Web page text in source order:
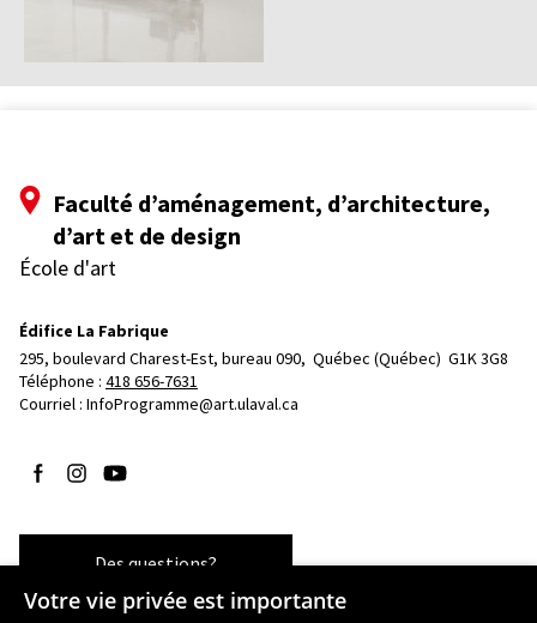
Faculté d’aménagement, d’architecture,
d’art et de design
École d'art
Édifice La Fabrique
295, boulevard Charest-Est, bureau 090, Québec (Québec)  G1K 3G8
Téléphone : 418 656-7631
Courriel : InfoProgramme@art.ulaval.ca
Suivez-nous sur Facebook
Suivez-nous sur Instagram
Suivez-nous sur YouTube
Des questions?
Votre vie privée est importante